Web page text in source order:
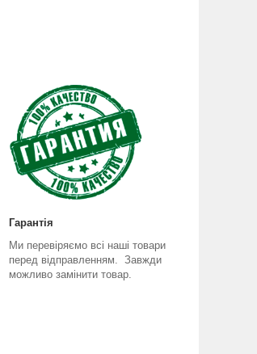
Гарантія
Ми перевіряємо всі наші товари
перед відправленням. Завжди
можливо замінити товар.